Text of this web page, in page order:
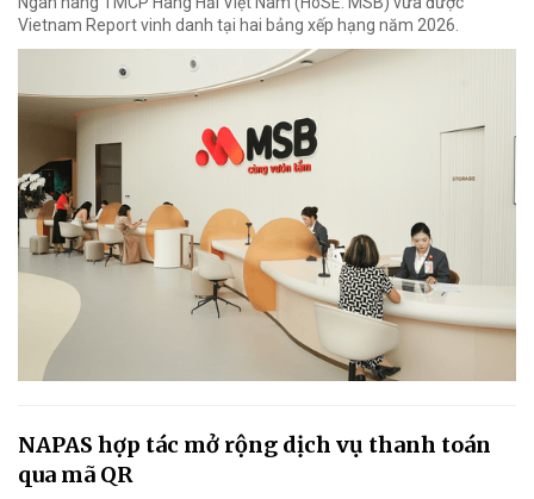
Vietnam Report vinh danh tại hai bảng xếp hạng năm 2026.
NAPAS hợp tác mở rộng dịch vụ thanh toán
qua mã QR